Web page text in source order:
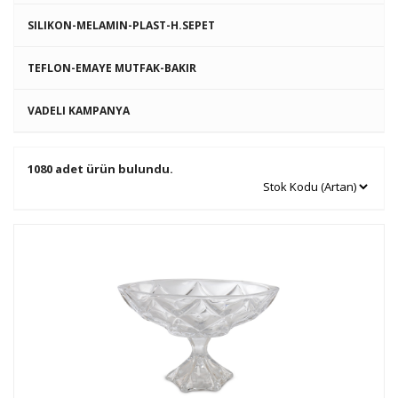
SILIKON-MELAMIN-PLAST-H.SEPET
TEFLON-EMAYE MUTFAK-BAKIR
VADELI KAMPANYA
1080 adet ürün bulundu.